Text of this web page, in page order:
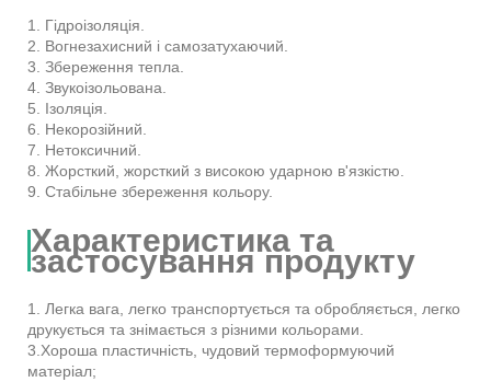
1. Гідроізоляція.
2. Вогнезахисний і самозатухаючий.
3. Збереження тепла.
4. Звукоізольована.
5. Ізоляція.
6. Некорозійний.
7. Нетоксичний.
8. Жорсткий, жорсткий з високою ударною в'язкістю.
9. Стабільне збереження кольору.
Характеристика та
застосування продукту
1. Легка вага, легко транспортується та обробляється, легко
друкується та знімається з різними кольорами.
3.Хороша пластичність, чудовий термоформуючий
матеріал;